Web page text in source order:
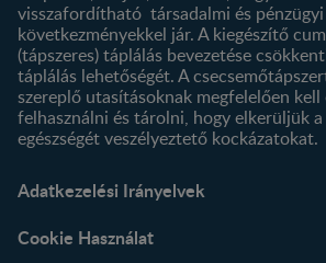
visszafordítható társadalmi és pénzügyi
következményekkel jár. A kiegészítő
(tápszeres) táplálás bevezetése
táplálás lehetőségét. A
szereplő utasításoknak megfelelően kell
felhasználni és tárolni, hogy elkerüljük a
egészségét veszélyeztető kockázatokat.
Adatkezelési Irányelvek
Cookie Használat